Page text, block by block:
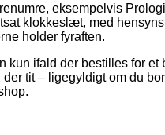
eksempelvis
klokkeslæt, med
holder fyraften.
kun ifald der bestilles for et
tit – ligegyldigt om du